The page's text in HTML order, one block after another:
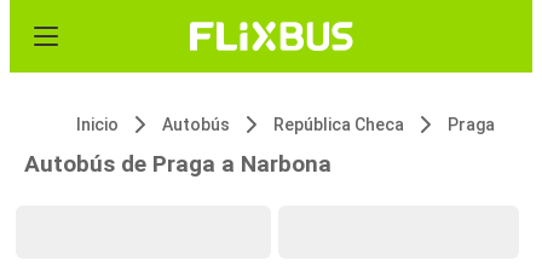
Inicio Autobús República Checa Praga
Autobús de Praga a Narbona